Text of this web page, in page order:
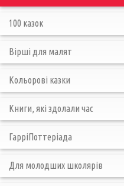
100 казок
Вірші для малят
Кольорові казки
Книги, які здолали час
ГарріПоттеріада
Для молодших школярів